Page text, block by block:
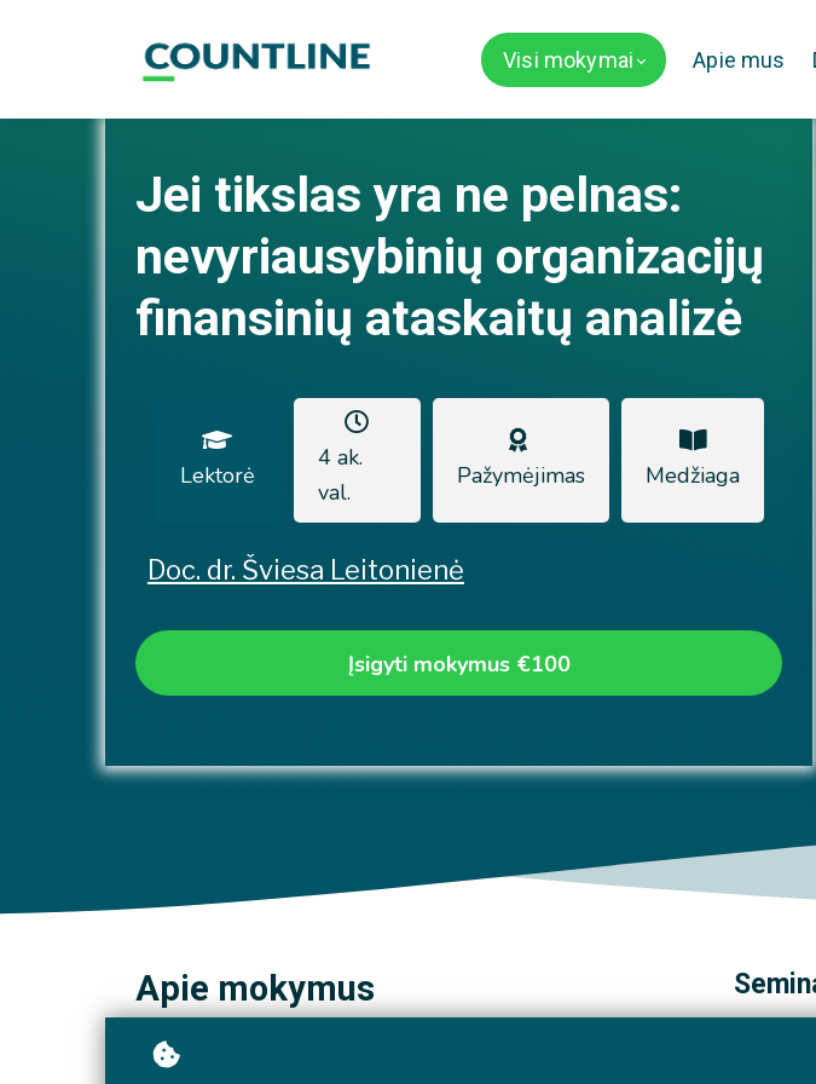
Visi mokymai Apie mus
Jei tikslas yra ne pelnas:
nevyriausybinių organizacijų
finansinių ataskaitų analizė
Lektorė
4 ak.
val.
Pažymėjimas Medžiaga
Doc. dr. Šviesa Leitonienė
Įsigyti mokymus €100
Apie mokymus
Mokymai skirti tiems, kurie nori suprasti, kaip